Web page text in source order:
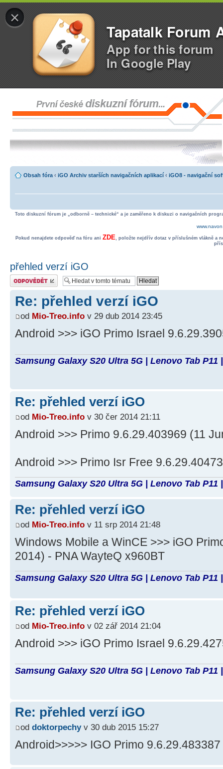
×
Tapatalk Forum
App for this forum
In Google Play
Obsah fóra ‹ iGO Archiv starších navigačních aplikací ‹ iGO8 - navigační
Toto diskuzní fórum je „odborně – technické“ a je zaměřeno k diskuzi o navigačních
Pokud nenajdete odpověď na fóru ani ZDE, položte nejdřív dotaz v příslušném vlákně a
přehled verzí iGO
Odeslat odpověď
Re: přehled verzí iGO
od Mio-Treo.info v 29 dub 2014 23:45
Android >>> iGO Primo Israel
Samsung Galaxy S20 Ultra 5G | Lenovo Tab P11
Re: přehled verzí iGO
od Mio-Treo.info v 30 čer 2014 21:11
Android >>> Primo 9.6.29.403969 (11
Android >>> Primo Isr Free
Samsung Galaxy S20 Ultra 5G | Lenovo Tab P11
Re: přehled verzí iGO
od Mio-Treo.info v 11 srp 2014 21:48
Windows Mobile a WinCE >>> iGO
2014) - PNA WayteQ x960BT
Samsung Galaxy S20 Ultra 5G | Lenovo Tab P11
Re: přehled verzí iGO
od Mio-Treo.info v 02 zář 2014 21:04
Android >>> iGO Primo Israel
Samsung Galaxy S20 Ultra 5G | Lenovo Tab P11
Re: přehled verzí iGO
od doktorpechyv 30 dub 2015 15:27
Android>>>>> IGO Primo